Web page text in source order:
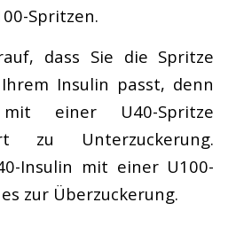
Spritzen.
dass Sie die Spritze
Insulin passt, denn
mit einer U40-Spritze
zu Unterzuckerung.
Insulin mit einer U100-
zur Überzuckerung.